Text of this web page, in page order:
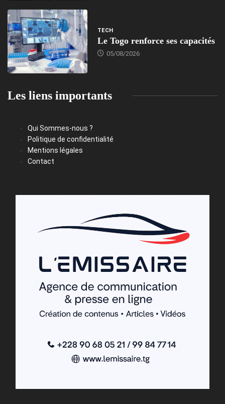
TECH
Le Togo renforce ses capacités
05/08/2026
Les liens importants
Qui Sommes-nous ?
Politique de confidentialité
Mentions légales
Contact